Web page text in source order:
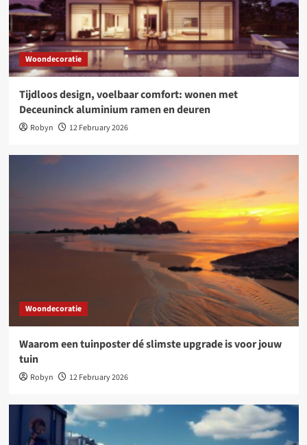
Woondecoratie
Tijdloos design, voelbaar comfort: wonen met
Deceuninck aluminium ramen en deuren
Robyn 12 February 2026
Woondecoratie
Waarom een tuinposter dé slimste upgrade is voor jouw
tuin
Robyn 12 February 2026